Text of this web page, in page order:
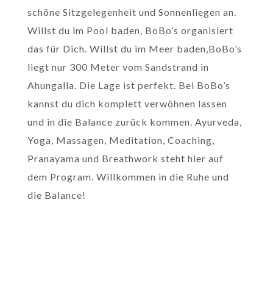
schöne Sitzgelegenheit und Sonnenliegen an.
Willst du im Pool baden, BoBo’s organisiert
das für Dich. Willst du im Meer baden,BoBo’s
liegt nur 300 Meter vom Sandstrand in
Ahungalla. Die Lage ist perfekt. Bei BoBo’s
kannst du dich komplett verwöhnen lassen
und in die Balance zurück kommen. Ayurveda,
Yoga, Massagen, Meditation, Coaching,
Pranayama und Breathwork steht hier auf
dem Program. Willkommen in die Ruhe und
die Balance!